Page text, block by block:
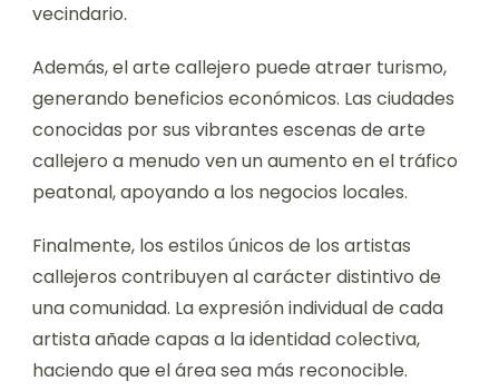
vecindario.
Además, el arte callejero puede atraer turismo,
generando beneficios económicos. Las ciudades
conocidas por sus vibrantes escenas de arte
callejero a menudo ven un aumento en el tráfico
peatonal, apoyando a los negocios locales.
Finalmente, los estilos únicos de los artistas
callejeros contribuyen al carácter distintivo de
una comunidad. La expresión individual de cada
artista añade capas a la identidad colectiva,
haciendo que el área sea más reconocible.